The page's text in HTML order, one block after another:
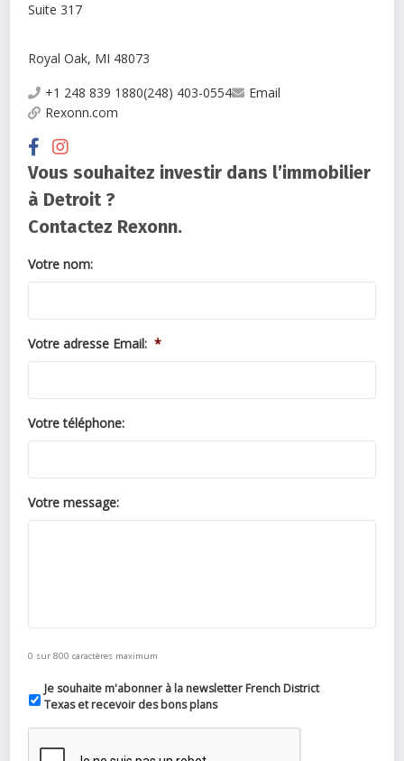
Suite 317
Royal Oak, MI 48073
+1 248 839 1880(248) 403-0554
Email
Rexonn.com
Vous souhaitez investir dans l’immobilier
à Detroit ?
Contactez Rexonn.
Votre nom:
Votre adresse Email: *
Votre téléphone:
Votre message:
0 sur 800 caractères maximum
Je souhaite m'abonner à la newsletter French District
Texas et recevoir des bons plans